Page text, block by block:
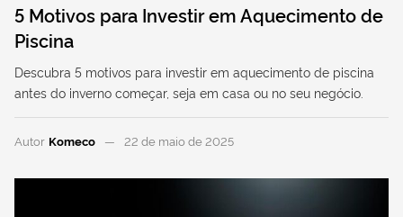
5 Motivos para Investir em Aquecimento de
Piscina
Descubra 5 motivos para investir em aquecimento de piscina
antes do inverno começar, seja em casa ou no seu negócio.
Autor Komeco 22 de maio de 2025